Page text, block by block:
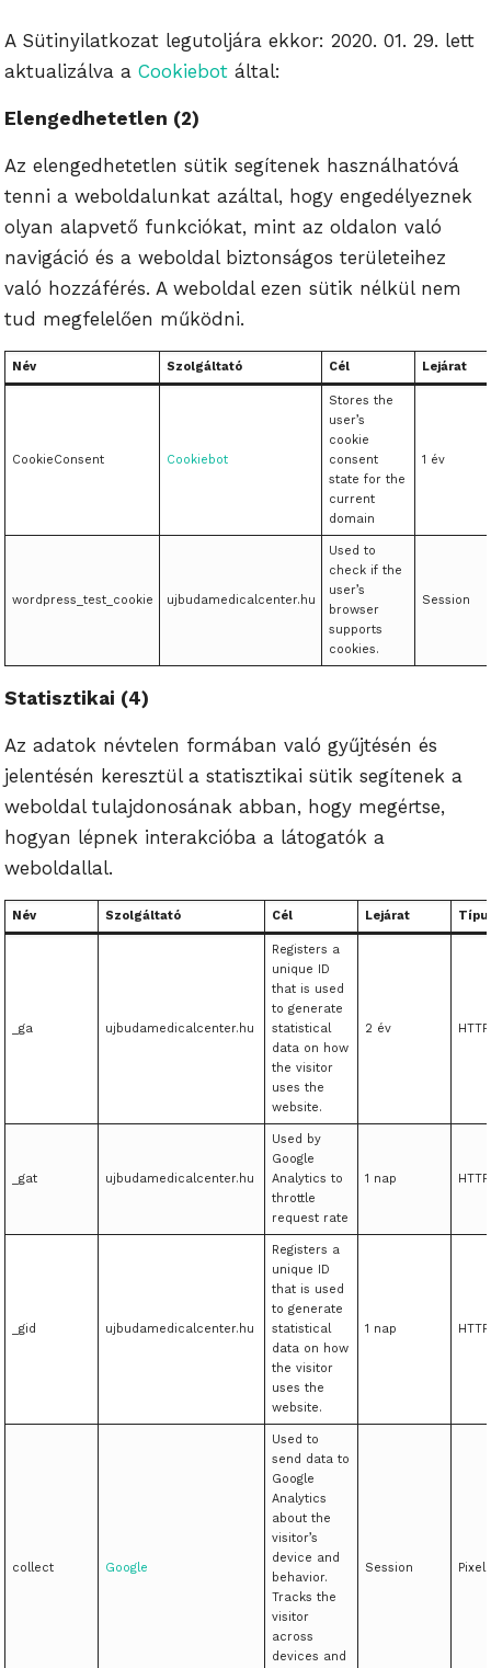
A Sütinyilatkozat legutoljára ekkor: 2020. 01. 29. lett
aktualizálva aCookiebot által:
Elengedhetetlen (2)
Az elengedhetetlen sütik segítenek használhatóvá
tenni a weboldalunkat azáltal, hogy engedélyeznek
olyan alapvető funkciókat, mint az oldalon való
navigáció és a weboldal biztonságos területeihez
való hozzáférés. A weboldal ezen sütik nélkül nem
tud megfelelően működni.
Név Szolgáltató Cél Lejárat
CookieConsent Cookiebot
Stores the
user’s
cookie
consent
state for the
current
domain
1 év
wordpress_test_cookie ujbudamedicalcenter.hu
Used to
check if the
user’s
browser
supports
cookies.
Session
Statisztikai (4)
Az adatok névtelen formában való gyűjtésén és
jelentésén keresztül a statisztikai sütik segítenek a
weboldal tulajdonosának abban, hogy megértse,
hogyan lépnek interakcióba a látogatók a
weboldallal.
Név Szolgáltató Cél Lejárat
_ga ujbudamedicalcenter.hu
Registers a
unique ID
that is used
to generate
statistical
data on how
the visitor
uses the
website.
2 év
_gat ujbudamedicalcenter.hu
Used by
Google
Analytics to
throttle
request rate
1 nap
_gid ujbudamedicalcenter.hu
Registers a
unique ID
that is used
to generate
statistical
data on how
the visitor
uses the
website.
1 nap
collect Google
Used to
send data to
Google
Analytics
about the
visitor’s
device and
behavior.
Tracks the
visitor
across
devices and
Session Pixel